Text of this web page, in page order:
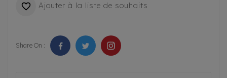
 Ajouter à la liste de souhaits
Share On :